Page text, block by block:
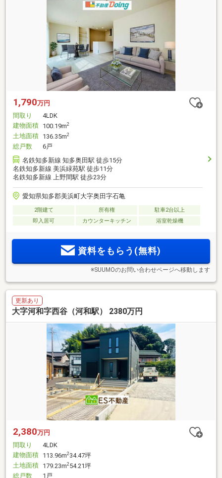
1,790万円
間取り
4LDK
建物面積 100.19m2
土地面積 136.35m2
総戸数
6戸
名鉄知多新線 知多奥田駅 徒歩15分
名鉄知多新線 美浜緑苑駅 徒歩11分
名鉄知多新線 上野間駅 徒歩23分
愛知県知多郡美浜町大字奥田字石亀
2階建て 所有権
駐車2台以上
即入居可
カウンターキッチン 浴室乾燥機
資料をもらう(無料)
※SUUMOのお問い合わせページへ移動します
更新あり
大字河和字西谷（河和駅） 2380万円
2,380万円
間取り
4LDK
建物面積 113.96m2 34.47坪
土地面積 179.23m2 54.21坪
総戸数
1戸